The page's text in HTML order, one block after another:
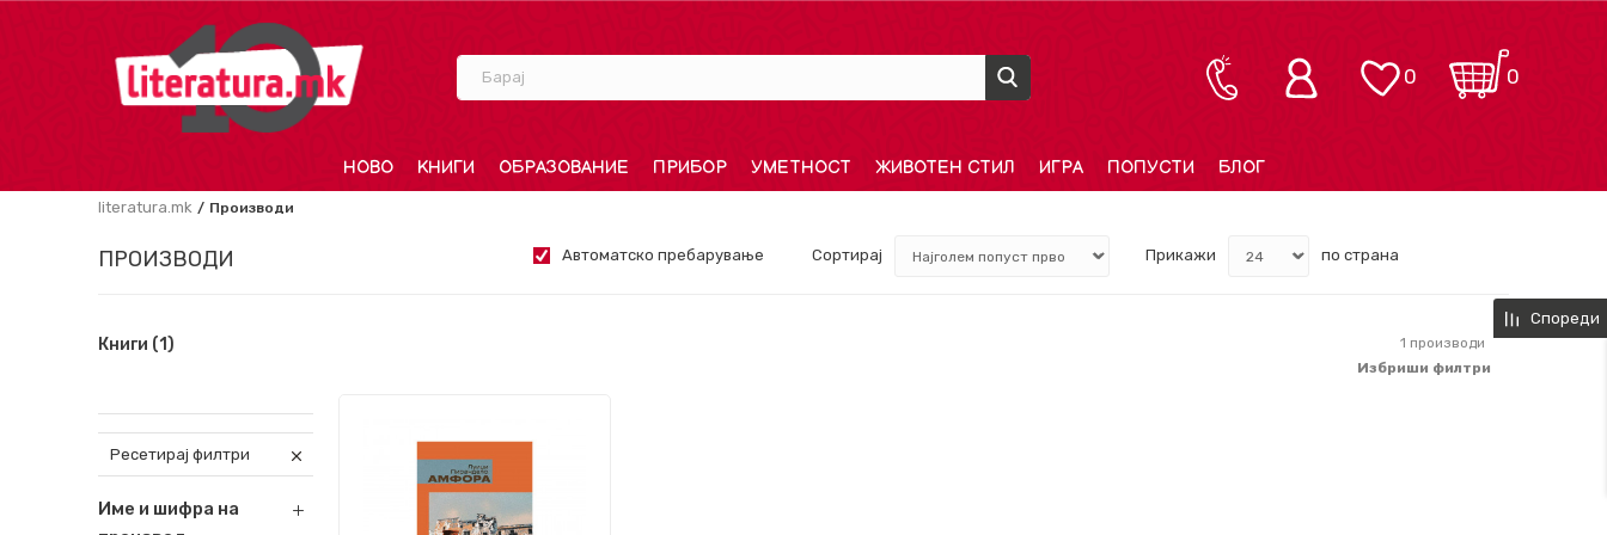
Барај 0
0
НОВО КНИГИ ОБРАЗОВАНИЕ ПРИБОР УМЕТНОСТ ЖИВОТЕН СТИЛ ИГРА ПОПУСТИ БЛОГ
literatura.mk Производи
ПРОИЗВОДИ Автоматско пребарување Сортирај Прикажи по страна
Книги (1)
Ресетирај филтри
Име и шифра на
1 производи
Избриши филтри
Спореди